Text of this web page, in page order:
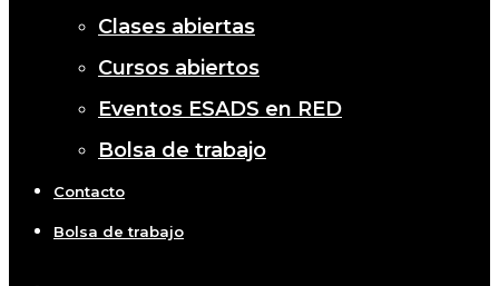
Clases abiertas
Cursos abiertos
Eventos ESADS en RED
Bolsa de trabajo
Contacto
Bolsa de trabajo